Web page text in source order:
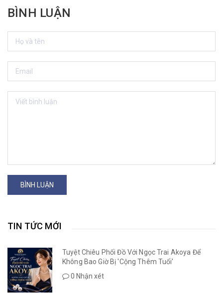
BÌNH LUẬN
BÌNH LUẬN
TIN TỨC MỚI
Tuyệt Chiêu Phối Đồ Với Ngọc Trai Akoya Để
Không Bao Giờ Bị 'Cộng Thêm Tuổi'
0 Nhận xét